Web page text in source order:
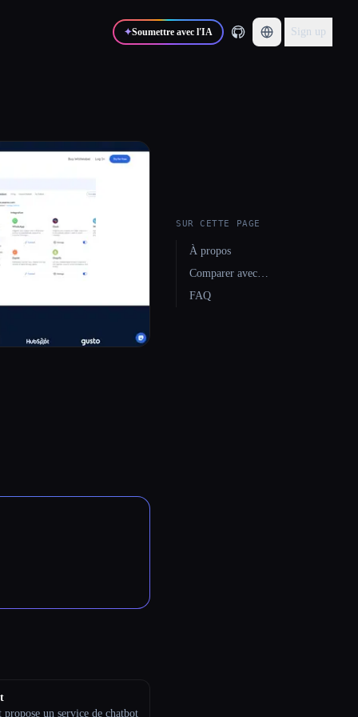
✦Soumettre avec l'IA Sign up
un service de chatbot
SUR CETTE PAGE
À propos
Comparer avec…
FAQ